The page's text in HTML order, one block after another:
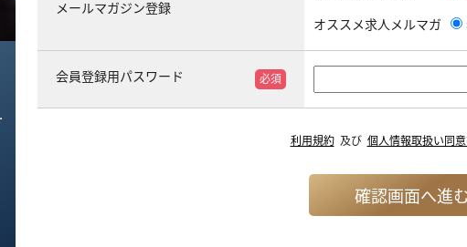
メールマガジン登録
オススメ求人メルマガ
会員登録用パスワード 必須
利用規約及び 個人情報取扱い同